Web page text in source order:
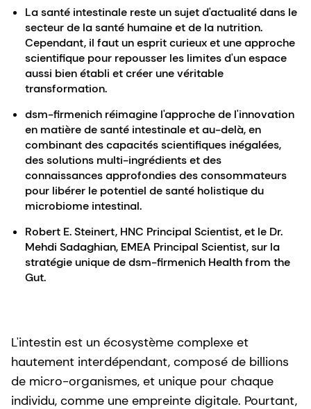
La santé intestinale reste un sujet d'actualité dans le
secteur de la santé humaine et de la nutrition.
Cependant, il faut un esprit curieux et une approche
scientifique pour repousser les limites d'un espace
aussi bien établi et créer une véritable
transformation.
dsm-firmenich réimagine l'approche de l'innovation
en matière de santé intestinale et au-delà, en
combinant des capacités scientifiques inégalées,
des solutions multi-ingrédients et des
connaissances approfondies des consommateurs
pour libérer le potentiel de santé holistique du
microbiome intestinal.
Robert E. Steinert, HNC Principal Scientist, et le Dr.
Mehdi Sadaghian, EMEA Principal Scientist, sur la
stratégie unique de dsm-firmenich Health from the
Gut.
L'intestin est un écosystème complexe et
hautement interdépendant, composé de billions
de micro-organismes, et unique pour chaque
individu, comme une empreinte digitale. Pourtant,